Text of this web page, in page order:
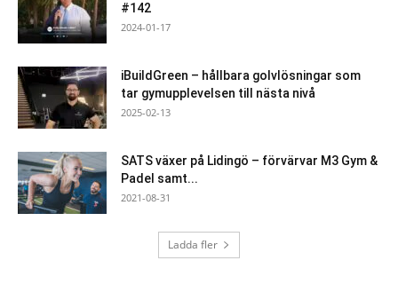
#142
2024-01-17
iBuildGreen – hållbara golvlösningar som
tar gymupplevelsen till nästa nivå
2025-02-13
SATS växer på Lidingö – förvärvar M3 Gym &
Padel samt...
2021-08-31
Ladda fler